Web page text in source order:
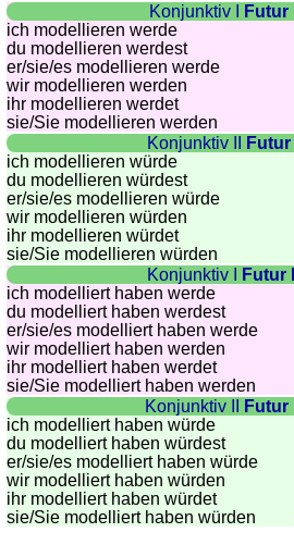
Konjunktiv I
Futur I
ich modellieren werde
du modellieren werdest
er/sie/es modellieren werde
wir modellieren werden
ihr modellieren werdet
sie/Sie modellieren werden
Konjunktiv II
Futur I
ich modellieren würde
du modellieren würdest
er/sie/es modellieren würde
wir modellieren würden
ihr modellieren würdet
sie/Sie modellieren würden
Konjunktiv I
Futur II
ich modelliert haben werde
du modelliert haben werdest
er/sie/es modelliert haben werde
wir modelliert haben werden
ihr modelliert haben werdet
sie/Sie modelliert haben werden
Konjunktiv II
Futur II
ich modelliert haben würde
du modelliert haben würdest
er/sie/es modelliert haben würde
wir modelliert haben würden
ihr modelliert haben würdet
sie/Sie modelliert haben würden